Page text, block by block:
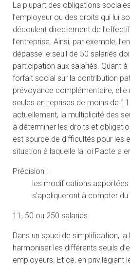
La plupart des obligations
l’employeur ou des droits qui lui
découlent directement de
l’entreprise. Ainsi, par exemple,
dépasse le seuil de 50 salariés
participation aux salariés. Quant à
forfait social sur la contribution
prévoyance complémentaire, elle
seules entreprises de moins de
actuellement, la multiplicité des
à déterminer les droits et
est source de difficultés pour les
situation à laquelle la loi Pacte a
Précision :
les modifications apportées
s’appliqueront à compter du
11, 50 ou 250 salariés
Dans un souci de simplification,
harmoniser les différents seuils
employeurs. Et ce, en privilégiant